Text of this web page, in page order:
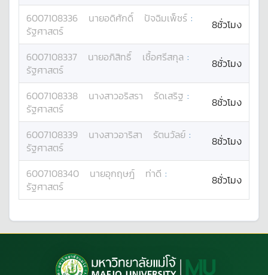
6007108336 นายอดิศักดิ์ ปัจฉิมเพ็ชร์ :
รัฐศาสตร์
8ชั่วโมง
6007108337 นายอภิสิทธิ์ เชื้อศรีสกุล :
รัฐศาสตร์
8ชั่วโมง
6007108338 นางสาวอริสรา รัดเสริฐ :
รัฐศาสตร์
8ชั่วโมง
6007108339 นางสาวอาริสา รัตนวัลย์ :
รัฐศาสตร์
8ชั่วโมง
6007108340 นายอุกฤษฎ์ ท่าดี :
รัฐศาสตร์
8ชั่วโมง